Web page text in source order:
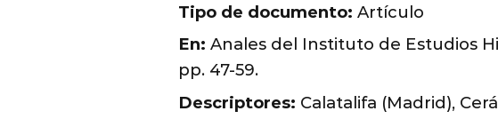
Tipo de documento: Artículo
En: Anales del Instituto de Estudios
pp. 47-59.
Descriptores: Calatalifa (Madrid),